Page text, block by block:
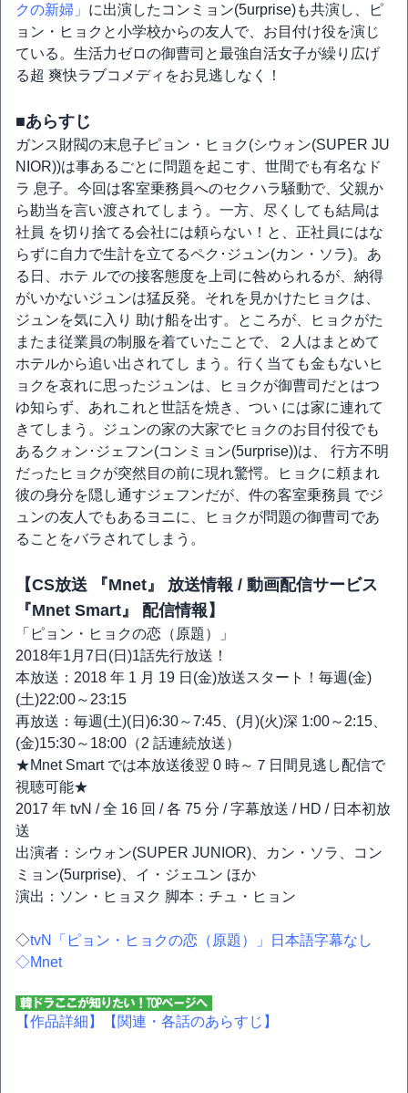
クの新婦」 に出演したコンミョン(5urprise)も共演し、ピ
ョン・ヒョクと小学校からの友人で、お目付け役を演じ
ている。生活力ゼロの御曹司と最強自活女子が繰り広げ
る超 爽快ラブコメディをお見逃しなく！
■あらすじ
ガンス財閥の末息子ピョン・ヒョク(シウォン(SUPER JU
NIOR))は事あるごとに問題を起こす、世間でも有名なド
ラ 息子。今回は客室乗務員へのセクハラ騒動で、父親か
ら勘当を言い渡されてしまう。一方、尽くしても結局は
社員 を切り捨てる会社には頼らない！と、正社員にはな
らずに自力で生計を立てるペク･ジュン(カン・ソラ)。あ
る日、ホテ ルでの接客態度を上司に咎められるが、納得
がいかないジュンは猛反発。それを見かけたヒョクは、
ジュンを気に入り 助け船を出す。ところが、ヒョクがた
またま従業員の制服を着ていたことで、２人はまとめて
ホテルから追い出されてし まう。行く当ても金もないヒ
ョクを哀れに思ったジュンは、ヒョクが御曹司だとはつ
ゆ知らず、あれこれと世話を焼き、つい には家に連れて
きてしまう。ジュンの家の大家でヒョクのお目付役でも
あるクォン･ジェフン(コンミョン(5urprise))は、 行方不明
だったヒョクが突然目の前に現れ驚愕。ヒョクに頼まれ
彼の身分を隠し通すジェフンだが、件の客室乗務員 でジ
ュンの友人でもあるヨニに、ヒョクが問題の御曹司であ
ることをバラされてしまう。
【CS放送 『Mnet』 放送情報 / 動画配信サービス
『Mnet Smart』 配信情報】
「ピョン・ヒョクの恋（原題）」
2018年1月7日(日)1話先行放送！
本放送：2018 年 1 月 19 日(金)放送スタート！毎週(金)
(土)22:00～23:15
再放送：毎週(土)(日)6:30～7:45、(月)(火)深 1:00～2:15、
(金)15:30～18:00（2 話連続放送）
★Mnet Smart では本放送後翌 0 時～７日間見逃し配信で
視聴可能★
2017 年 tvN / 全 16 回 / 各 75 分 / 字幕放送 / HD / 日本初放
送
出演者：シウォン(SUPER JUNIOR)、カン・ソラ、コン
ミョン(5urprise)、イ・ジェユン ほか
演出：ソン・ヒョヌク 脚本：チュ・ヒョン
◇tvN「ピョン・ヒョクの恋（原題）」日本語字幕なし
◇Mnet
【作品詳細】 【関連・各話のあらすじ】